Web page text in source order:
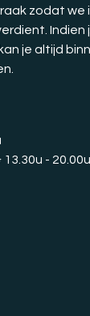
zodat we
je altijd
13.30u - 20.00u